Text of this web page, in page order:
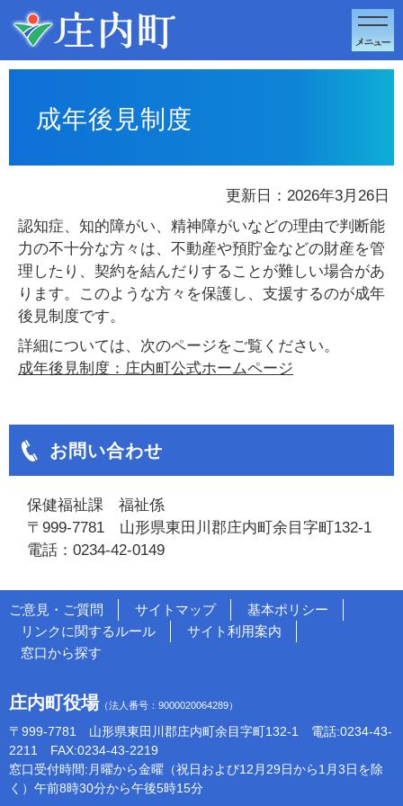
このページの本文へ移動
成年後見制度
更新日：2026年3月26日
認知症、知的障がい、精神障がいなどの理由で判断能
力の不十分な方々は、不動産や預貯金などの財産を管
理したり、契約を結んだりすることが難しい場合があ
ります。このような方々を保護し、支援するのが成年
後見制度です。
詳細については、次のページをご覧ください。
成年後見制度：庄内町公式ホームページ
お問い合わせ
保健福祉課 福祉係
〒999-7781 山形県東田川郡庄内町余目字町132-1
電話：0234-42-0149
ご意見・ご質問 サイトマップ
基本ポリシー
リンクに関するルール
サイト利用案内
窓口から探す
庄内町役場（法人番号：9000020064289）
〒999-7781 山形県東田川郡庄内町余目字町132-1 電話:0234-43-
2211 FAX:0234-43-2219
窓口受付時間:月曜から金曜（祝日および12月29日から1月3日を除
く）午前8時30分から午後5時15分